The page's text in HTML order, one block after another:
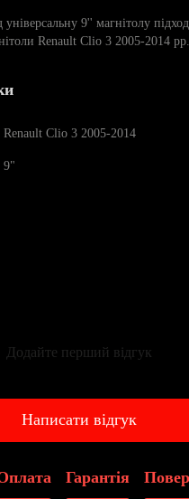
універсальну 9'' магнітолу
Renault Clio 3 2005-2014 рр.
Renault Clio 3 2005-2014
9"
Додайте перший відгук
Написати відгук
Гарантія